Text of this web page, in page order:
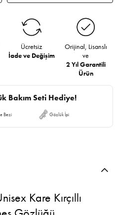
Ücretsiz
İade ve Değişim
Orijinal, Lisanslı
ve
2 Yıl Garantili
Ürün
Bakım Seti Hediye!
Bezi Gözlük İpi
Kare Kırçıllı